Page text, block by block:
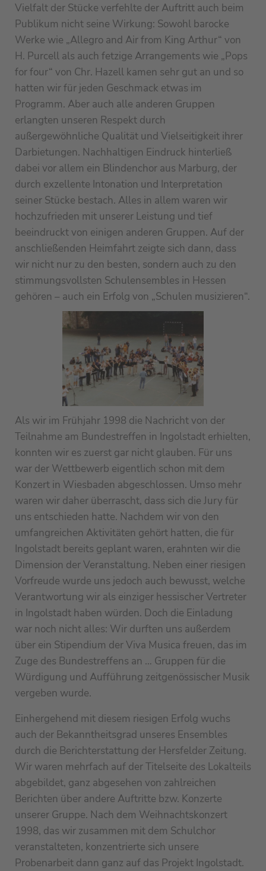
Vielfalt der Stücke verfehlte der Auftritt auch beim
Publikum nicht seine Wirkung: Sowohl barocke
Werke wie „Allegro and Air from King Arthur“ von
H. Purcell als auch fetzige Arrangements wie „Pops
for four“ von Chr. Hazell kamen sehr gut an und so
hatten wir für jeden Geschmack etwas im
Programm. Aber auch alle anderen Gruppen
erlangten unseren Respekt durch
außergewöhnliche Qualität und Vielseitigkeit ihrer
Darbietungen. Nachhaltigen Eindruck hinterließ
dabei vor allem ein Blindenchor aus Marburg, der
durch exzellente Intonation und Interpretation
seiner Stücke bestach. Alles in allem waren wir
hochzufrieden mit unserer Leistung und tief
beeindruckt von einigen anderen Gruppen. Auf der
anschließenden Heimfahrt zeigte sich dann, dass
wir nicht nur zu den besten, sondern auch zu den
stimmungsvollsten Schulensembles in Hessen
gehören – auch ein Erfolg von „Schulen musizieren“.
Als wir im Frühjahr 1998 die Nachricht von der
Teilnahme am Bundestreffen in Ingolstadt erhielten,
konnten wir es zuerst gar nicht glauben. Für uns
war der Wettbewerb eigentlich schon mit dem
Konzert in Wiesbaden abgeschlossen. Umso mehr
waren wir daher überrascht, dass sich die Jury für
uns entschieden hatte. Nachdem wir von den
umfangreichen Aktivitäten gehört hatten, die für
Ingolstadt bereits geplant waren, erahnten wir die
Dimension der Veranstaltung. Neben einer riesigen
Vorfreude wurde uns jedoch auch bewusst, welche
Verantwortung wir als einziger hessischer Vertreter
in Ingolstadt haben würden. Doch die Einladung
war noch nicht alles: Wir durften uns außerdem
über ein Stipendium der Viva Musica freuen, das im
Zuge des Bundestreffens an … Gruppen für die
Würdigung und Aufführung zeitgenössischer Musik
vergeben wurde.
Einhergehend mit diesem riesigen Erfolg wuchs
auch der Bekanntheitsgrad unseres Ensembles
durch die Berichterstattung der Hersfelder Zeitung.
Wir waren mehrfach auf der Titelseite des Lokalteils
abgebildet, ganz abgesehen von zahlreichen
Berichten über andere Auftritte bzw. Konzerte
unserer Gruppe. Nach dem Weihnachtskonzert
1998, das wir zusammen mit dem Schulchor
veranstalteten, konzentrierte sich unsere
Probenarbeit dann ganz auf das Projekt Ingolstadt.